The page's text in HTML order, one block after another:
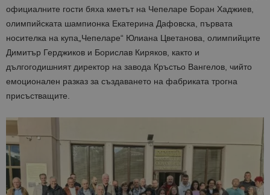
официалните гости бяха кметът на Чепеларе Боран Хаджиев,
олимпийската шампионка Екатерина Дафовска, първата
носителка на купа„Чепеларе“ Юлиана Цветанова, олимпийците
Димитър Герджиков и Борислав Киряков, както и
дългогодишният директор на завода Кръстьо Вангелов, чийто
емоционален разказ за създаването на фабриката трогна
присъстващите.